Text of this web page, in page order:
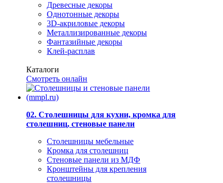
Древесные декоры
Однотонные декоры
3D-акриловые декоры
Металлизированные декоры
Фантазийные декоры
Клей-расплав
Каталоги
Смотреть онлайн
02. Столешницы для кухни, кромка для
столешниц, стеновые панели
Столешницы мебельные
Кромка для столешниц
Стеновые панели из МДФ
Кронштейны для крепления
столешницы